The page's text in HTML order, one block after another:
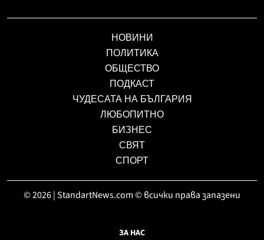
НОВИНИ
ПОЛИТИКА
ОБЩЕСТВО
ПОДКАСТ
ЧУДЕСАТА НА БЪЛГАРИЯ
ЛЮБОПИТНО
БИЗНЕС
СВЯТ
СПОРТ
© 2026 | StandartNews.com © всички права запазени
ЗА НАС